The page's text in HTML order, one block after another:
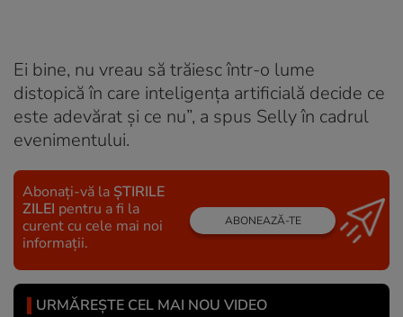
Ei bine, nu vreau să trăiesc într-o lume
distopică în care inteligența artificială decide ce
este adevărat și ce nu”, a spus Selly în cadrul
evenimentului.
Abonați-vă la ȘTIRILE
ZILEI pentru a fi la
curent cu cele mai noi
informații.
ABONEAZĂ-TE
URMĂREȘTE CEL MAI NOU VIDEO